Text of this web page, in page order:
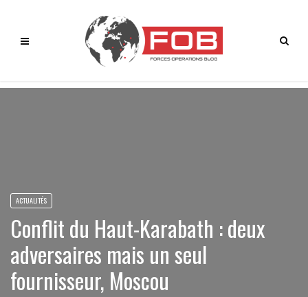
ACTUALITÉS
Conflit du Haut-Karabath : deux
adversaires mais un seul
fournisseur, Moscou